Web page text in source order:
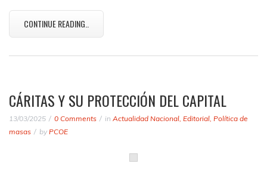
CONTINUE READING..
CÁRITAS Y SU PROTECCIÓN DEL CAPITAL
13/03/2025 0 Comments in Actualidad Nacional Editorial Política de
masas
by PCOE